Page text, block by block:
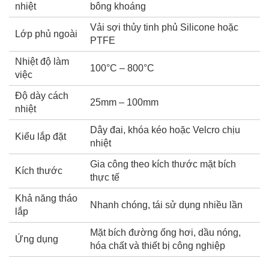
nhiệt
bông khoáng
Lớp phủ ngoài
Vải sợi thủy tinh phủ Silicone hoặc
PTFE
Nhiệt độ làm
việc
100°C – 800°C
Độ dày cách
nhiệt
25mm – 100mm
Kiểu lắp đặt
Dây đai, khóa kéo hoặc Velcro chịu
nhiệt
Kích thước
Gia công theo kích thước mặt bích
thực tế
Khả năng tháo
lắp
Nhanh chóng, tái sử dụng nhiều lần
Ứng dụng
Mặt bích đường ống hơi, dầu nóng,
hóa chất và thiết bị công nghiệp